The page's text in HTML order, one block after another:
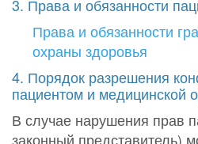
3. Права и обязанности
Права и обязанности
охраны здоровья
4. Порядок разрешения
пациентом и медицинской
В случае нарушения прав
законный представитель)